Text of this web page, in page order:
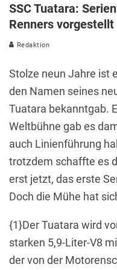
SSC Tuatara:
Renners vorgestellt
Redaktion
Stolze neun Jahre ist
den Namen seines
Tuatara bekanntgab.
Weltbühne gab es
auch Linienführung
trotzdem schaffte es
erst jetzt, das erste
Doch die Mühe hat
{1}Der Tuatara wird
starken 5,9-Liter-V8
der von der